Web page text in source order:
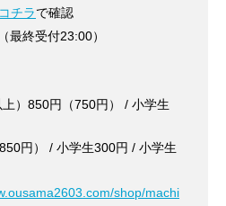
コチラで確認
最終受付23:00）
上）850円（750円） / 小学生
円） / 小学生300円 / 小学生
shop/machi